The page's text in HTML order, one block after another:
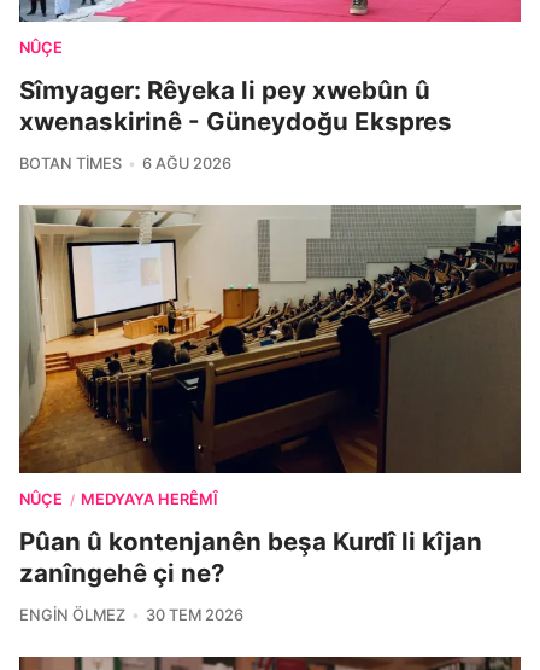
NÛÇE
Sîmyager: Rêyeka li pey xwebûn û
xwenaskirinê - Güneydoğu Ekspres
BOTAN TIMES 6 AĞU 2026
NÛÇE / MEDYAYA HERÊMÎ
Pûan û kontenjanên beşa Kurdî li kîjan
zanîngehê çi ne?
ENGIN ÖLMEZ 30 TEM 2026